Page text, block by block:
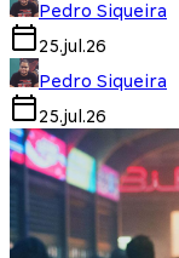
Pedro Siqueira
25.jul.26
Pedro Siqueira
25.jul.26